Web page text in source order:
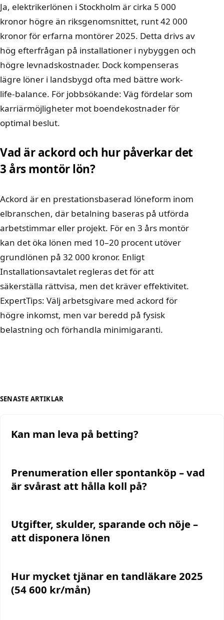
Ja, elektrikerlönen i Stockholm är cirka 5 000
kronor högre än riksgenomsnittet, runt 42 000
kronor för erfarna montörer 2025. Detta drivs av
hög efterfrågan på installationer i nybyggen och
högre levnadskostnader. Dock kompenseras
lägre löner i landsbygd ofta med bättre work-
life-balance. För jobbsökande: Väg fördelar som
karriärmöjligheter mot boendekostnader för
optimal beslut.
Vad är ackord och hur påverkar det
3 års montör lön?
Ackord är en prestationsbaserad löneform inom
elbranschen, där betalning baseras på utförda
arbetstimmar eller projekt. För en 3 års montör
kan det öka lönen med 10–20 procent utöver
grundlönen på 32 000 kronor. Enligt
Installationsavtalet regleras det för att
säkerställa rättvisa, men det kräver effektivitet.
ExpertTips: Välj arbetsgivare med ackord för
högre inkomst, men var beredd på fysisk
belastning och förhandla minimigaranti.
SENASTE ARTIKLAR
Kan man leva på betting?
Prenumeration eller spontanköp – vad
är svårast att hålla koll på?
Utgifter, skulder, sparande och nöje –
att disponera lönen
Hur mycket tjänar en tandläkare 2025
(54 600 kr/mån)